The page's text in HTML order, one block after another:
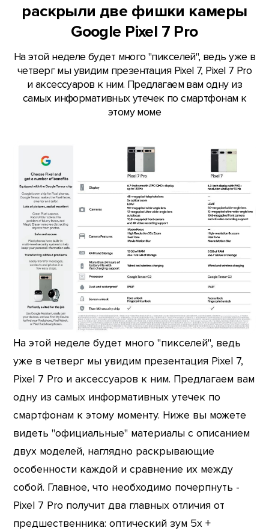
раскрыли две фишки камеры
Google Pixel 7 Pro
На этой неделе будет много "пикселей", ведь уже в
четверг мы увидим презентация Pixel 7, Pixel 7 Pro
и аксессуаров к ним. Предлагаем вам одну из
самых информативных утечек по смартфонам к
этому моме
На этой неделе будет много "пикселей", ведь
уже в четверг мы увидим презентация Pixel 7,
Pixel 7 Pro и аксессуаров к ним. Предлагаем вам
одну из самых информативных утечек по
смартфонам к этому моменту. Ниже вы можете
видеть "официальные" материалы с описанием
двух моделей, наглядно раскрывающие
особенности каждой и сравнение их между
собой. Главное, что необходимо почерпнуть -
Pixel 7 Pro получит два главных отличия от
предшественника: оптический зум 5х +